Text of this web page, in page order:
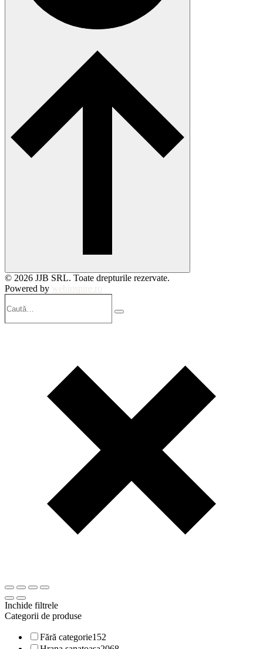
© 2026 JJB SRL. Toate drepturile rezervate.
Powered by
Search
Inchide filtrele
Categorii de produse
Fără categorie152